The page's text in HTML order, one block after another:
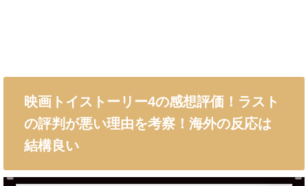
映画トイストーリー4の感想評価！ラスト
の評判が悪い理由を考察！海外の反応は
結構良い